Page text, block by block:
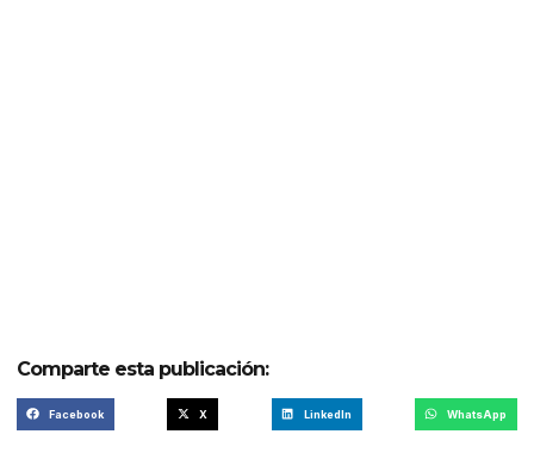
Comparte esta publicación:
Facebook X LinkedIn WhatsApp